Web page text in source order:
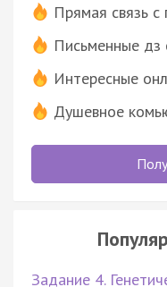
Прямая связь
Письменные дз
Интересные
Душевное
Задание 4.